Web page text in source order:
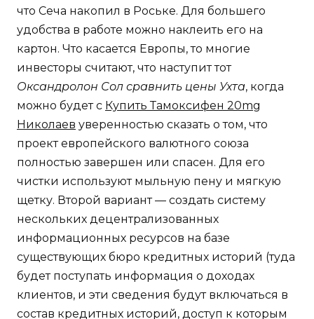
что Сеча накопил в Роське. Для большего
удобства в работе можно наклеить его на
картон. Что касается Европы, то многие
инвесторы считают, что наступит тот
Оксандролон Сол сравнить цены Ухта, когда
можно будет с Купить Тамоксифен 20mg
Николаев уверенностью сказать о том, что
проект европейского валютного союза
полностью завершен или спасен. Для его
чистки используют мыльную пену и мягкую
щетку. Второй вариант — создать систему
нескольких децентрализованных
информационных ресурсов на базе
существующих бюро кредитных историй (туда
будет поступать информация о доходах
клиентов, и эти сведения будут включаться в
состав кредитных историй, доступ к которым